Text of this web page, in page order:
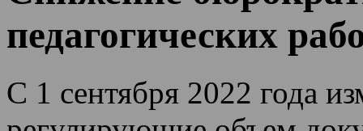
педагогических
С 1 сентября 2022 года